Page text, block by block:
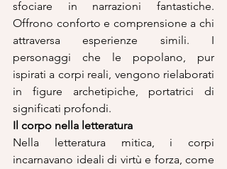
sfociare in narrazioni fantastiche.
Offrono conforto e comprensione a chi
attraversa esperienze simili. I
personaggi che le popolano, pur
ispirati a corpi reali, vengono rielaborati
in figure archetipiche, portatrici di
significati profondi.
Il corpo nella letteratura
Nella letteratura mitica, i corpi
incarnavano ideali di virtù e forza, come